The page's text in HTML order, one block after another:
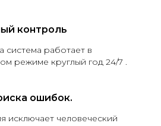
контроль
система работает в
режиме круглый год 24/7 .
ошибок.
исключает человеческий